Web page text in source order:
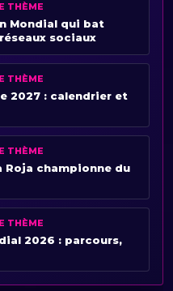
THÈME
Mondial qui bat
sociaux
THÈME
2027 : calendrier et
THÈME
Roja championne du
THÈME
2026 : parcours,